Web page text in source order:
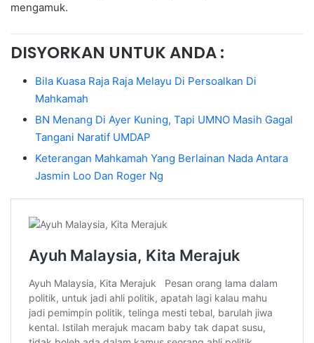
mengamuk.
DISYORKAN UNTUK ANDA :
Bila Kuasa Raja Raja Melayu Di Persoalkan Di
Mahkamah
BN Menang Di Ayer Kuning, Tapi UMNO Masih Gagal
Tangani Naratif UMDAP
Keterangan Mahkamah Yang Berlainan Nada Antara
Jasmin Loo Dan Roger Ng